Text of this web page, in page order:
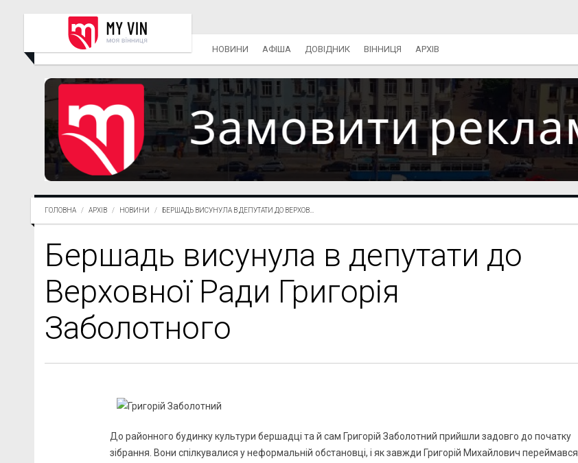
НОВИНИ АФІША ДОВІДНИК ВІННИЦЯ АРХІВ
ГОЛОВНА АРХІВ НОВИНИ БЕРШАДЬ ВИСУНУЛА В ДЕПУТАТИ ДО ВЕРХОВ...
Бершадь висунула в депутати до
Верховної Ради Григорія
Заболотного
До районного будинку культури бершадці та й сам Григорій Заболотний прийшли задовго до початку
зібрання. Вони спілкувалися у неформальній обстановці, і як завжди Григорій Михайлович переймався